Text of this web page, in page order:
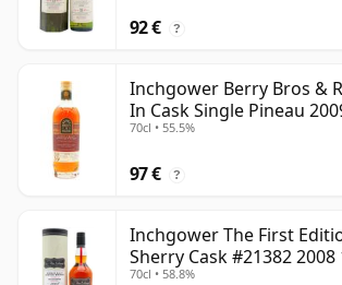
92 € ?
Inchgower Berry Bros &
In Cask Single Pineau
70cl • 55.5%
97 € ?
Inchgower The First
Sherry Cask #21382 2008
70cl • 58.8%